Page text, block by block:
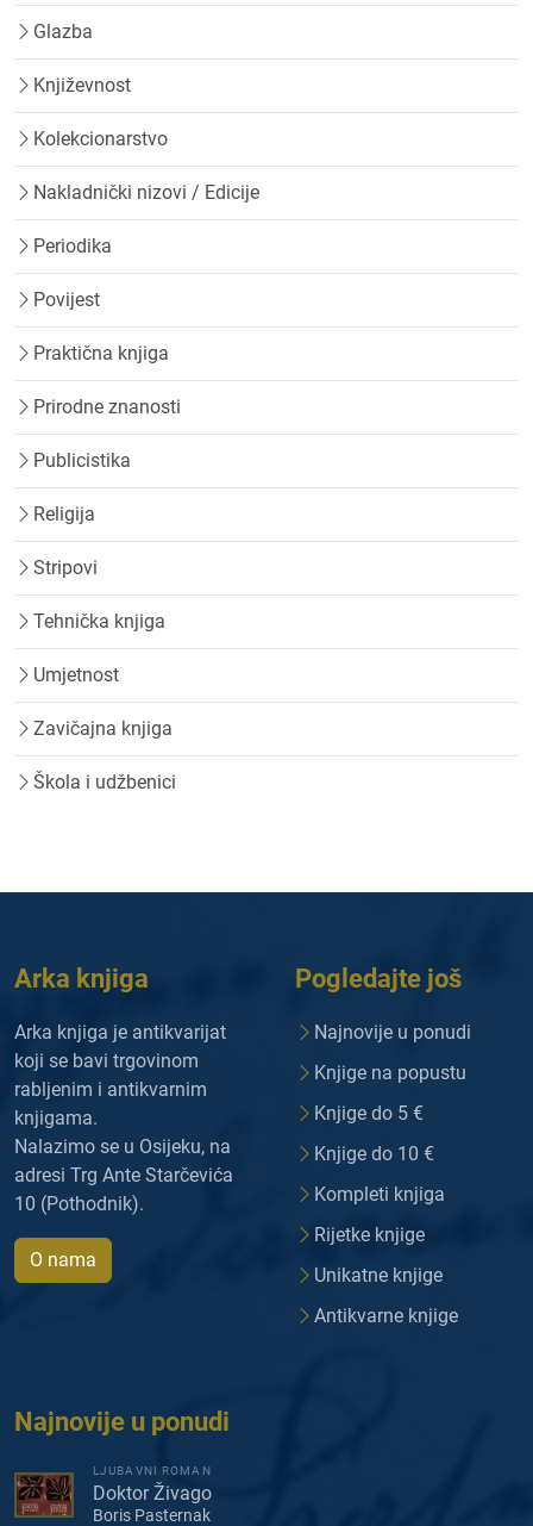
Glazba
Književnost
Kolekcionarstvo
Nakladnički nizovi / Edicije
Periodika
Povijest
Praktična knjiga
Prirodne znanosti
Publicistika
Religija
Stripovi
Tehnička knjiga
Umjetnost
Zavičajna knjiga
Škola i udžbenici
Arka knjiga
Arka knjiga je antikvarijat
koji se bavi trgovinom
rabljenim i antikvarnim
knjigama.
Nalazimo se u Osijeku, na
adresi Trg Ante Starčevića
10 (Pothodnik).
O nama
Pogledajte još
Najnovije u ponudi
Knjige na popustu
Knjige do 5 €
Knjige do 10 €
Kompleti knjiga
Rijetke knjige
Unikatne knjige
Antikvarne knjige
Najnovije u ponudi
LJUBAVNI ROMAN
Doktor Živago
Boris Pasternak